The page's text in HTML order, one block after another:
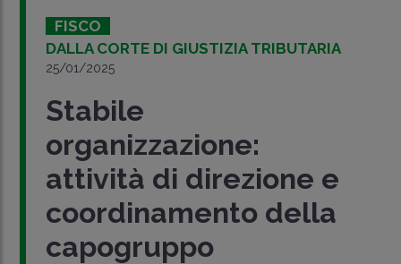
FISCO
DALLA CORTE DI GIUSTIZIA TRIBUTARIA
25/01/2025
Stabile
organizzazione:
attività di direzione e
coordinamento della
capogruppo